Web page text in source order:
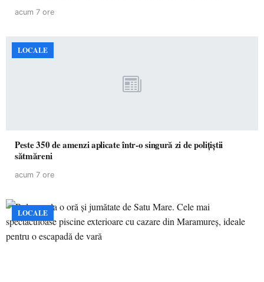
acum 7 ore
LOCALE
Peste 350 de amenzi aplicate într-o singură zi de polițiștii
sătmăreni
acum 7 ore
LOCALE